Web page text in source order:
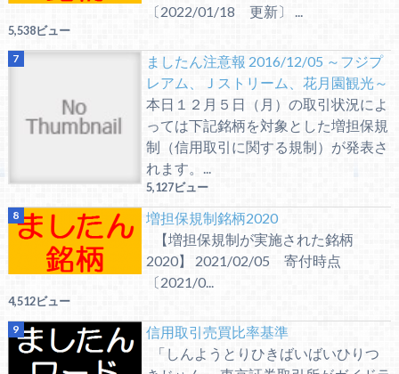
〔2022/01/18 更新〕 ...
5,538ビュー
ましたん注意報 2016/12/05 ～フジプ
レアム、Ｊストリーム、花月園観光～
本日１２月５日（月）の取引状況によ
っては下記銘柄を対象とした増担保規
制（信用取引に関する規制）が発表さ
れます。...
5,127ビュー
増担保規制銘柄2020
【増担保規制が実施された銘柄
2020】 2021/02/05 寄付時点
〔2021/0...
4,512ビュー
信用取引売買比率基準
「しんようとりひきばいばいひりつ